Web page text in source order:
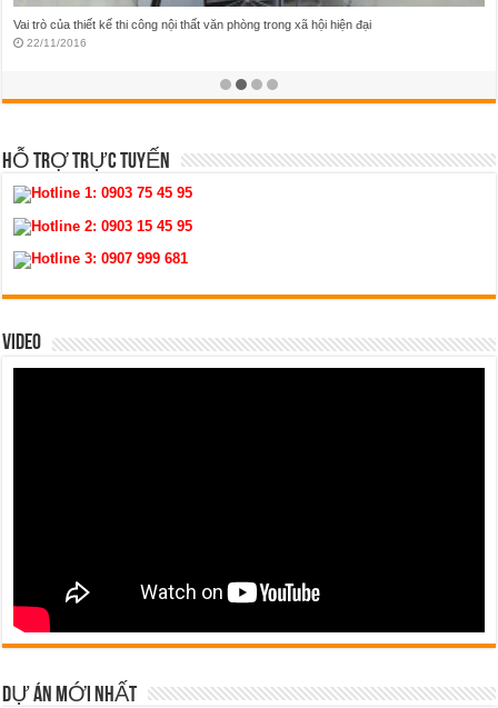
Thám hiểm những mẫu thiết kế nội thất quán karaoke huyền ảo tại Việt Nam
19/11/2016
HỖ TRỢ TRỰC TUYẾN
Hotline 1:0903 75 45 95
Hotline 2:0903 15 45 95
Hotline 3:0907 999 681
VIDEO
DỰ ÁN MỚI NHẤT